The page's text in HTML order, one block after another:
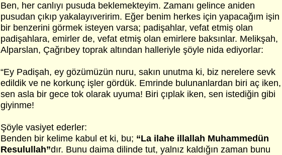
Ben, her canlıyı pusuda beklemekteyim. Zamanı gelince aniden
pusudan çıkıp yakalayıveririm. Eğer benim herkes için yapacağım işin
bir benzerini görmek isteyen varsa; padişahlar, vefat etmiş olan
padişahlara, emirler de, vefat etmiş olan emirlere baksınlar. Melikşah,
Alparslan, Çağrıbey toprak altından halleriyle şöyle nida ediyorlar:
“Ey Padişah, ey gözümüzün nuru, sakın unutma ki, biz nerelere sevk
edildik ve ne korkunç işler gördük. Emrinde bulunanlardan biri aç iken,
sen asla bir gece tok olarak uyuma! Biri çıplak iken, sen istediğin gibi
giyinme!
Şöyle vasiyet ederler:
Benden bir kelime kabul et ki, bu; “La ilahe illallah Muhammedün
Resulullah”dır. Bunu daima dilinde tut, yalnız kaldığın zaman bunu